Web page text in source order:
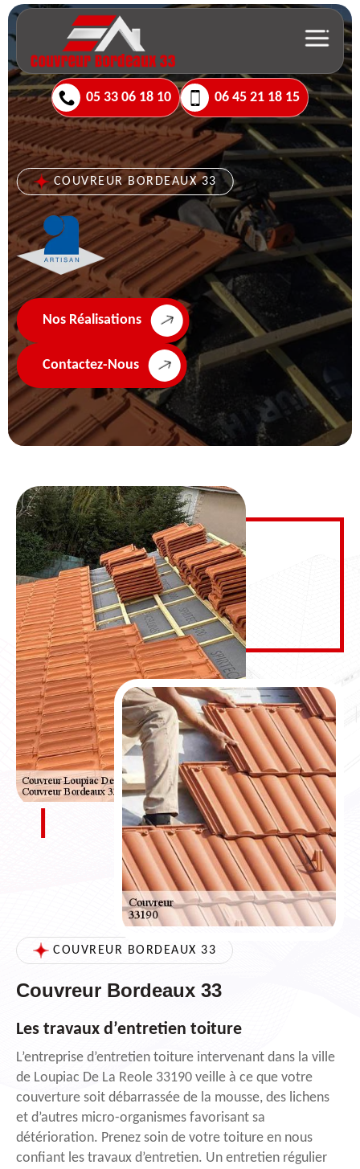
05 33 06 18 10 06 45 21 18 15
COUVREUR BORDEAUX 33
Nos Réalisations
Contactez-Nous
COUVREUR BORDEAUX 33
Couvreur Bordeaux 33
Les travaux d’entretien toiture
L’entreprise d’entretien toiture intervenant dans la ville
de Loupiac De La Reole 33190 veille à ce que votre
couverture soit débarrassée de la mousse, des lichens
et d’autres micro-organismes favorisant sa
détérioration. Prenez soin de votre toiture en nous
confiant les travaux d’entretien. Un entretien régulier